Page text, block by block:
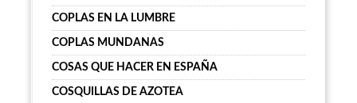
COPLAS EN LA LUMBRE
COPLAS MUNDANAS
COSAS QUE HACER EN ESPAÑA
COSQUILLAS DE AZOTEA